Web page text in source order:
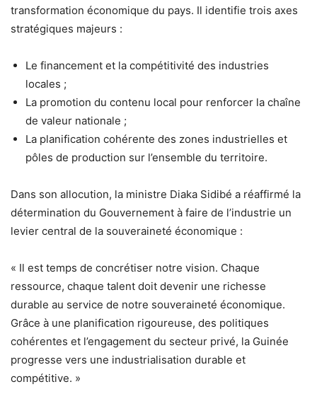
transformation économique du pays. Il identifie trois axes
stratégiques majeurs :
Le financement et la compétitivité des industries
locales ;
La promotion du contenu local pour renforcer la chaîne
de valeur nationale ;
La planification cohérente des zones industrielles et
pôles de production sur l’ensemble du territoire.
Dans son allocution, la ministre Diaka Sidibé a réaffirmé la
détermination du Gouvernement à faire de l’industrie un
levier central de la souveraineté économique :
« Il est temps de concrétiser notre vision. Chaque
ressource, chaque talent doit devenir une richesse
durable au service de notre souveraineté économique.
Grâce à une planification rigoureuse, des politiques
cohérentes et l’engagement du secteur privé, la Guinée
progresse vers une industrialisation durable et
compétitive. »